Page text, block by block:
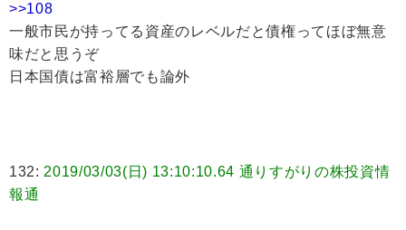
>>108
一般市民が持ってる資産のレベルだと債権ってほぼ無意
味だと思うぞ
日本国債は富裕層でも論外
132: 2019/03/03(日) 13:10:10.64 通りすがりの株投資情
報通